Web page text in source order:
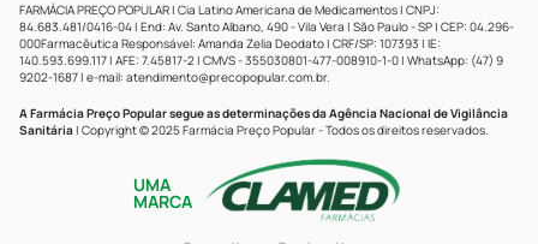
FARMÁCIA PREÇO POPULAR | Cia Latino Americana de Medicamentos | CNPJ:
84.683.481/0416-04 | End: Av. Santo Albano, 490 - Vila Vera | São Paulo - SP | CEP: 04.296-
000Farmacêutica Responsável: Amanda Zelia Deodato | CRF/SP: 107393 | IE:
140.593.699.117 | AFE: 7.45817-2 | CMVS - 355030801-477-008910-1-0 | WhatsApp: (47) 9
9202-1687 | e-mail: atendimento@precopopular.com.br.
A Farmácia Preço Popular segue as determinações da Agência Nacional de Vigilância
Sanitária | Copyright © 2025 Farmácia Preço Popular - Todos os direitos reservados.
UMA
MARCA